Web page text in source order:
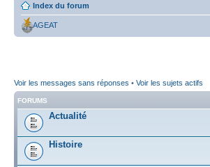
Index du forum
AGEAT
Voir les messages sans réponses • Voir les sujets actifs
FORUMS
Actualité
Histoire